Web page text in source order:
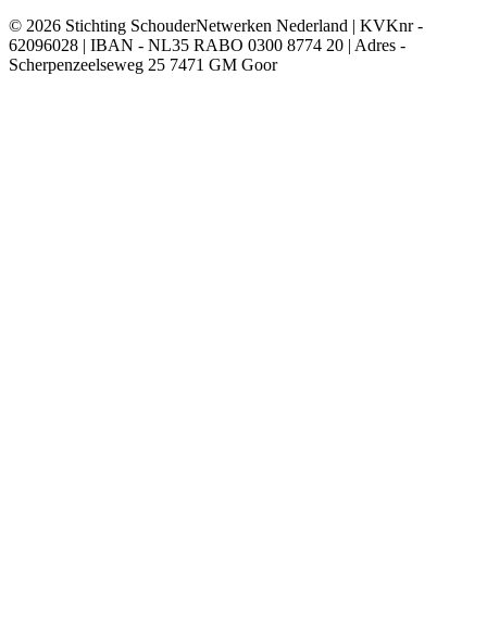
© 2026 Stichting SchouderNetwerken Nederland | KVKnr -
62096028 | IBAN - NL35 RABO 0300 8774 20 | Adres -
Scherpenzeelseweg 25 7471 GM Goor